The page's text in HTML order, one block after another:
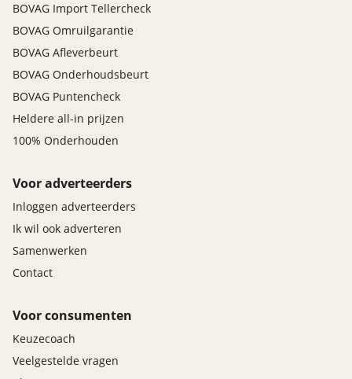
BOVAG Import Tellercheck
BOVAG Omruilgarantie
BOVAG Afleverbeurt
BOVAG Onderhoudsbeurt
BOVAG Puntencheck
Heldere all-in prijzen
100% Onderhouden
Voor adverteerders
Inloggen adverteerders
Ik wil ook adverteren
Samenwerken
Contact
Voor consumenten
Keuzecoach
Veelgestelde vragen